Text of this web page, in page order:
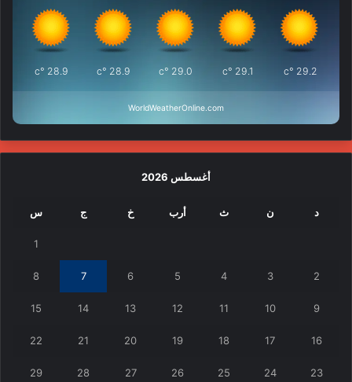
28.9
°c 28.9
°c 29.0
°c 29.1
°c 29.2
°c
WorldWeatherOnline.com
أغسطس 2026
د ن ث أرب خ ج س
1
2
3
4
5
6
7
8
9
10
11
12
13
14
15
16
17
18
19
20
21
22
23
24
25
26
27
28
29